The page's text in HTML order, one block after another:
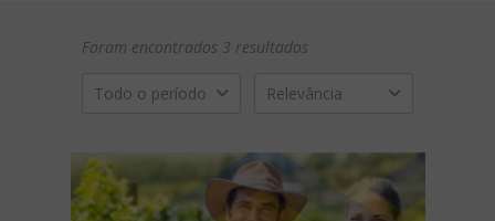
Foram encontrados 3 resultados
Todo o período Relevância